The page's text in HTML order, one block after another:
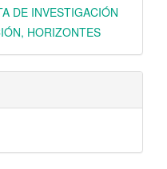
DE INVESTIGACIÓN
HORIZONTES